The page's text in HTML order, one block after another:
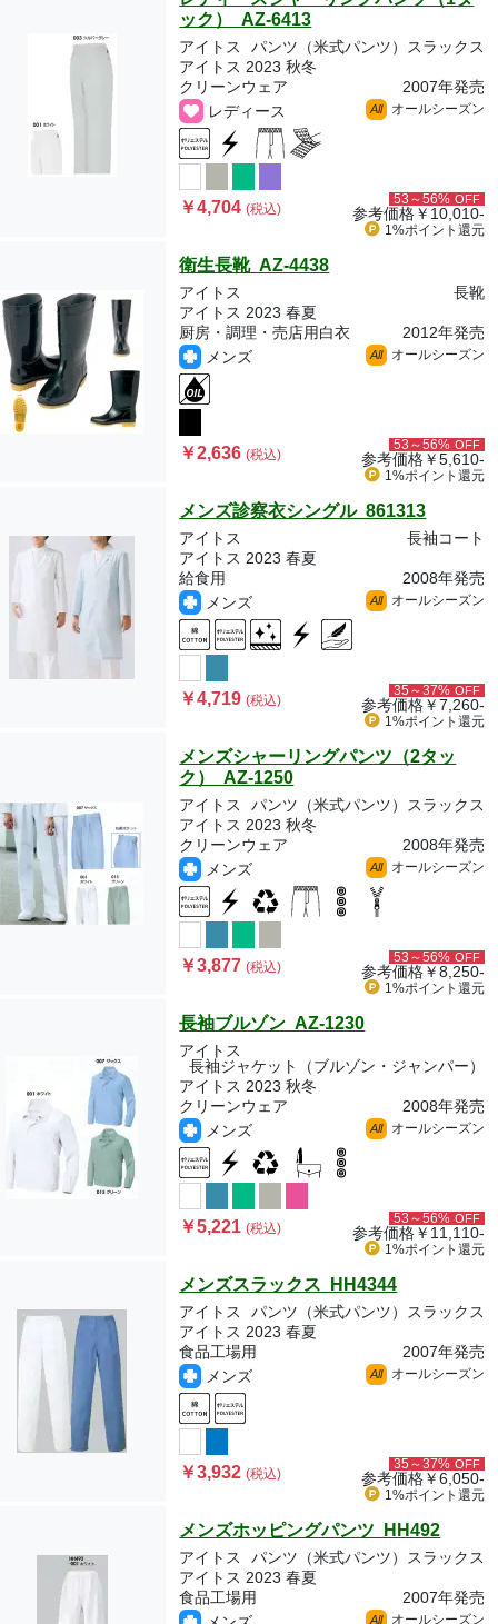
ック） AZ-6413
アイトス
パンツ（米式パンツ）スラックス
アイトス 2023 秋冬
クリーンウェア
2007年発売
レディース
All オールシーズン
￥4,704(税込)
53～56% OFF
参考価格￥10,010-
1%ポイント 還元
衛生長靴 AZ-4438
アイトス
長靴
アイトス 2023 春夏
厨房・調理・売店用白衣
2012年発売
メンズ
All オールシーズン
￥2,636(税込)
53～56% OFF
参考価格￥5,610-
1%ポイント 還元
メンズ診察衣シングル 861313
アイトス
長袖コート
アイトス 2023 春夏
給食用
2008年発売
メンズ
All オールシーズン
￥4,719(税込)
35～37% OFF
参考価格￥7,260-
1%ポイント 還元
メンズシャーリングパンツ（2タッ
ク） AZ-1250
アイトス
パンツ（米式パンツ）スラックス
アイトス 2023 秋冬
クリーンウェア
2008年発売
メンズ
All オールシーズン
￥3,877(税込)
53～56% OFF
参考価格￥8,250-
1%ポイント 還元
長袖ブルゾン AZ-1230
アイトス
長袖ジャケット（ブルゾン・ジャンパー）
アイトス 2023 秋冬
クリーンウェア
2008年発売
メンズ
All オールシーズン
￥5,221(税込)
53～56% OFF
参考価格￥11,110-
1%ポイント 還元
メンズスラックス HH4344
アイトス
パンツ（米式パンツ）スラックス
アイトス 2023 春夏
食品工場用
2007年発売
メンズ
All オールシーズン
￥3,932(税込)
35～37% OFF
参考価格￥6,050-
1%ポイント 還元
メンズホッピングパンツ HH492
アイトス
パンツ（米式パンツ）スラックス
アイトス 2023 春夏
食品工場用
2007年発売
All オールシーズン